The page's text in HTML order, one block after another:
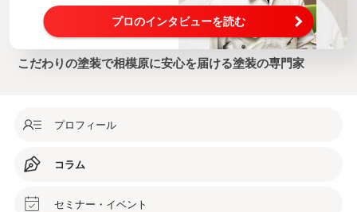
プロのインタビューを読む
こだわりの塗装で相模原に安心を届ける塗装の専門家
プロフィール
コラム
セミナー・イベント